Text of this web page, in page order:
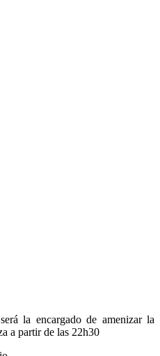
la encargado de amenizar la
a partir de las 22h30